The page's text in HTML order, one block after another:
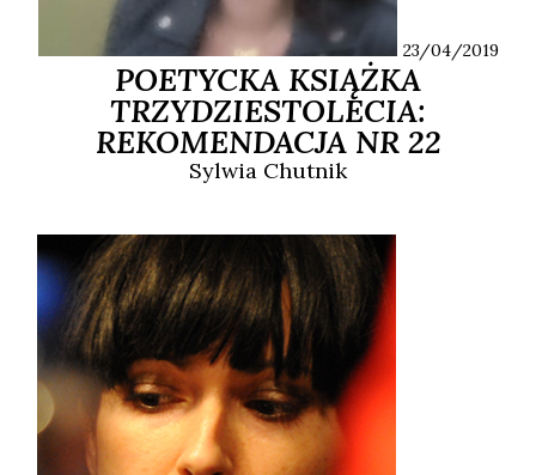
23/04/2019
POETYCKA KSIĄŻKA
TRZYDZIESTOLECIA:
REKOMENDACJA NR 22
Sylwia Chutnik